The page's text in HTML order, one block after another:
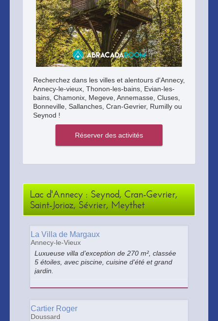
Recherchez dans les villes et alentours d'Annecy,
Annecy-le-vieux, Thonon-les-bains, Evian-les-
bains, Chamonix, Megeve, Annemasse, Cluses,
Bonneville, Sallanches, Cran-Gevrier, Rumilly ou
Seynod !
Lac d'Annecy : Seynod, Cran-Gevrier,
Saint-Jorioz, Sévrier, Meythet
La Villa de Margaux
Annecy-le-Vieux
Luxueuse villa d’exception de 270 m², classée
5 étoiles, avec piscine, cuisine d'été et grand
jardin.
Cartier Roger
Doussard